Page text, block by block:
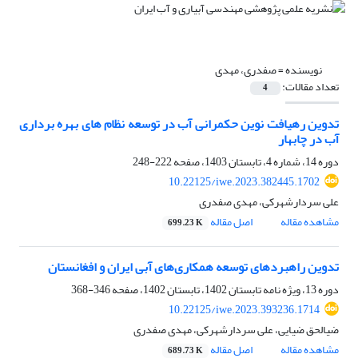
نویسنده =صفدری، مهدی
تعداد مقالات: 4
تدوین رهیافت نوین حکمرانی آب در توسعه نظام های بهره برداری
آب در چابهار
دوره 14، شماره 4، تابستان 1403، صفحه
222-248
10.22125/iwe.2023.382445.1702
علی سردارشهرکی، مهدی صفدری
مشاهده مقاله
اصل مقاله 699.23 K
تدوین راهبردهای توسعه همکاری‌های آبی ایران و افغانستان
دوره 13، ویژه نامه تابستان 1402، تابستان 1402، صفحه
346-368
10.22125/iwe.2023.393236.1714
ضیالحق ضیایی، علی سردارشهرکی، مهدی صفدری
مشاهده مقاله
اصل مقاله 689.73 K